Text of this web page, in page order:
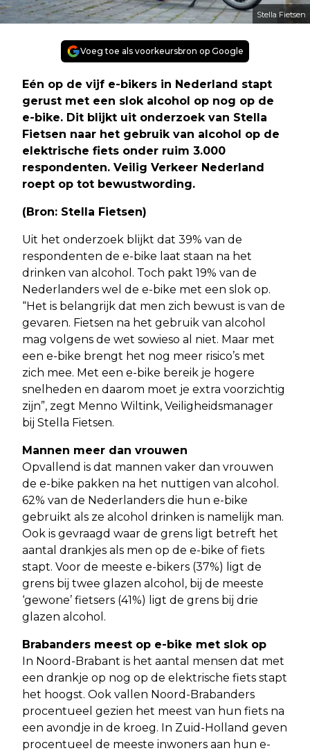
Stella Fietsen
Voeg toe als voorkeursbron op Google
Eén op de vijf e-bikers in Nederland stapt
gerust met een slok alcohol op nog op de
e-bike. Dit blijkt uit onderzoek van Stella
Fietsen naar het gebruik van alcohol op de
elektrische fiets onder ruim 3.000
respondenten. Veilig Verkeer Nederland
roept op tot bewustwording.
(Bron: Stella Fietsen)
Uit het onderzoek blijkt dat 39% van de
respondenten de e-bike laat staan na het
drinken van alcohol. Toch pakt 19% van de
Nederlanders wel de e-bike met een slok op.
“Het is belangrijk dat men zich bewust is van de
gevaren. Fietsen na het gebruik van alcohol
mag volgens de wet sowieso al niet. Maar met
een e-bike brengt het nog meer risico’s met
zich mee. Met een e-bike bereik je hogere
snelheden en daarom moet je extra voorzichtig
zijn”, zegt Menno Wiltink, Veiligheidsmanager
bij Stella Fietsen.
Mannen meer dan vrouwen
Opvallend is dat mannen vaker dan vrouwen
de e-bike pakken na het nuttigen van alcohol.
62% van de Nederlanders die hun e-bike
gebruikt als ze alcohol drinken is namelijk man.
Ook is gevraagd waar de grens ligt betreft het
aantal drankjes als men op de e-bike of fiets
stapt. Voor de meeste e-bikers (37%) ligt de
grens bij twee glazen alcohol, bij de meeste
‘gewone’ fietsers (41%) ligt de grens bij drie
glazen alcohol.
Brabanders meest op e-bike met slok op
In Noord-Brabant is het aantal mensen dat met
een drankje op nog op de elektrische fiets stapt
het hoogst. Ook vallen Noord-Brabanders
procentueel gezien het meest van hun fiets na
een avondje in de kroeg. In Zuid-Holland geven
procentueel de meeste inwoners aan hun e-